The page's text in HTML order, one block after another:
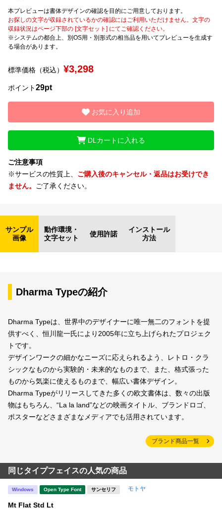
文字種類
本プレビューは書体デザインの確認を目的にご用意しております。
お探しの文字が収録されているかの確認にはご利用いただけません。文字の
収録状況はページ下部の [文字セット] にてご確認ください。
※システムの都合上、別OS用・別形式の相当品を用いてプレビューを生成す
る場合があります。
標準価格（税込） ¥3,298
ポイント29pt
お気に入り追加
DLカートに入れる
ご注意事項
※サービスの性質上、 ご購入後のキャンセル・返品はお受けでき
ません。 ご了承ください。
サンプル
画像
動作環境・
文字セット
使用許諾
インストール
方法
Dharma Typeの紹介
Dharma Typeは、世界中のデザイナーに唯一無二のフォントを提
供すべく、恒川龍一氏により2005年に立ち上げられたプロジェク
トです。
デザインワークの細かなニーズに応えられるよう、レトロ・クラ
シックなものから実験的・未来的なものまで、また、格式張った
ものから気楽に使えるものまで、幅広い書体デザイン。
Dharma Typeがリリースしてきた多くの欧文書体は、数々の出版
物はもちろん、“La la land”などの映画タイトル、ブランドロゴ、
ポスターなどさまざまなメディアでも活用されています。
ブランド商品一覧
同じタイプフェイスの人気の商品
Windows Open Type Font サンセリフ モトヤ
Mt Flat Std Lt